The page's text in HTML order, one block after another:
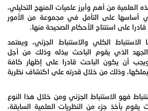
العلمية من أهم وأبرز علميات المنهج التحليلي،
أساسها على التأمل في مجموعة من الأمور
على استنتاج الأحكام الصحيحة منها.
الاستنباط الكلي والاستنباط الجزئي، ويعتمد
الذي يقوم الباحث ببذله وذلك من أجل
ويجب أن يكون الباحث قادرا على إظهار كافة
يملكها، وذلك من خلال قدرته على اكتشاف نظرية
فهو الاستنباط الجزئي ومن خلال هذا النوع
يقوم بأخذ جزء من النظريات العلمية السابقة،